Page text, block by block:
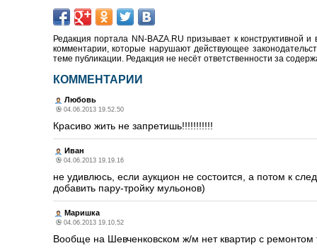
Редакция портала NN-BAZA.RU призывает к конструктивной
комментарии, которые нарушают действующее
теме публикации. Редакция не несёт ответственности за
КОММЕНТАРИИ
Любовь
04.06.2013 19.52.50
Красиво жить не запретишь!!!!!!!!!!!
Иван
04.06.2013 19.19.16
не удивлюсь, если аукцион не состоится, а потом к
добавить пару-тройку мульонов)
Маришка
04.06.2013 19.10.52
Вообще на Шевченковском ж/м нет квартир с ремонтом